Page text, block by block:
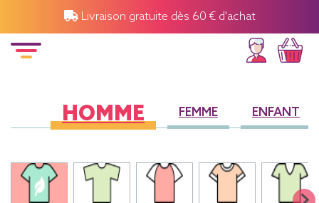
Livraison gratuite dès 60 € d'achat
HOMME FEMME ENFANT